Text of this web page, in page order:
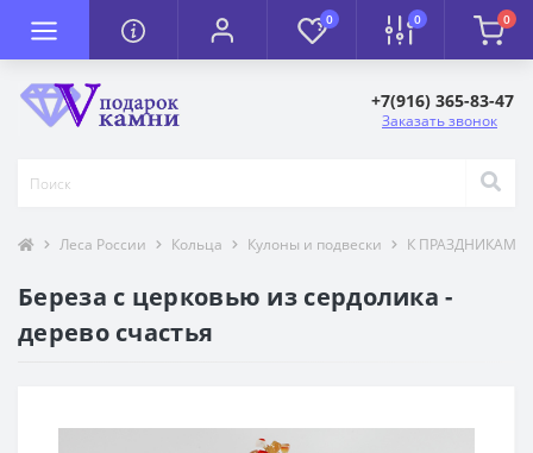
0 0 0
+7(916) 365-83-47
Заказать звонок
Леса России Кольца Кулоны и подвески К ПРАЗДНИКАМ
Береза с церковью из сердолика -
дерево счастья